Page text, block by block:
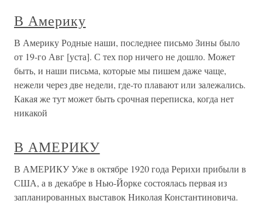
В Америку
В Америку Родные наши, последнее письмо Зины было
от 19-го Авг [уста]. С тех пор ничего не дошло. Может
быть, и наши письма, которые мы пишем даже чаще,
нежели через две недели, где-то плавают или залежались.
Какая же тут может быть срочная переписка, когда нет
никакой
В АМЕРИКУ
В АМЕРИКУ Уже в октябре 1920 года Рерихи прибыли в
США, а в декабре в Нью-Йорке состоялась первая из
запланированных выставок Николая Константиновича.